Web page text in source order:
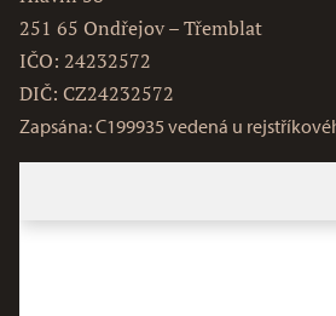
251 65 Ondřejov – Třemblat
IČO: 24232572
DIČ: CZ24232572
Zapsána: C199935 vedená u